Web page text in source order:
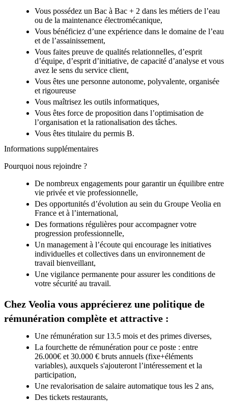
Vous possédez un Bac à Bac + 2 dans les métiers de l’eau
ou de la maintenance électromécanique,
Vous bénéficiez d’une expérience dans le domaine de l’eau
et de l’assainissement,
Vous faites preuve de qualités relationnelles, d’esprit
d’équipe, d’esprit d’initiative, de capacité d’analyse et vous
avez le sens du service client,
Vous êtes une personne autonome, polyvalente, organisée
et rigoureuse
Vous maîtrisez les outils informatiques,
Vous êtes force de proposition dans l’optimisation de
l’organisation et la rationalisation des tâches.
Vous êtes titulaire du permis B.
Informations supplémentaires
Pourquoi nous rejoindre ?
De nombreux engagements pour garantir un équilibre entre
vie privée et vie professionnelle,
Des opportunités d’évolution au sein du Groupe Veolia en
France et à l’international,
Des formations régulières pour accompagner votre
progression professionnelle,
Un management à l’écoute qui encourage les initiatives
individuelles et collectives dans un environnement de
travail bienveillant,
Une vigilance permanente pour assurer les conditions de
votre sécurité au travail.
Chez Veolia vous apprécierez une politique de
rémunération complète et attractive :
Une rémunération sur 13.5 mois et des primes diverses,
La fourchette de rémunération pour ce poste : entre
26.000€ et 30.000 € bruts annuels (fixe+éléments
variables), auxquels s'ajouteront l’intéressement et la
participation,
Une revalorisation de salaire automatique tous les 2 ans,
Des tickets restaurants,